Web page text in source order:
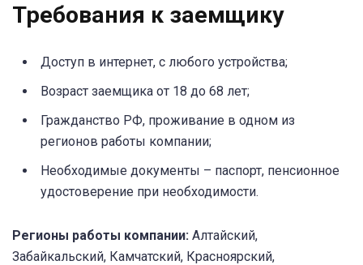
Требования к заемщику
Доступ в интернет, с любого устройства;
Возраст заемщика от 18 до 68 лет;
Гражданство РФ, проживание в одном из
регионов работы компании;
Необходимые документы – паспорт, пенсионное
удостоверение при необходимости.
Регионы работы компании: Алтайский,
Забайкальский, Камчатский, Красноярский,